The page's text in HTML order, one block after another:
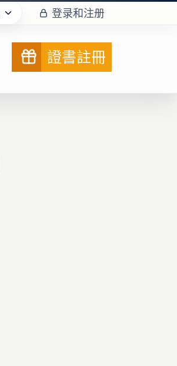
登录和注册
證書註冊